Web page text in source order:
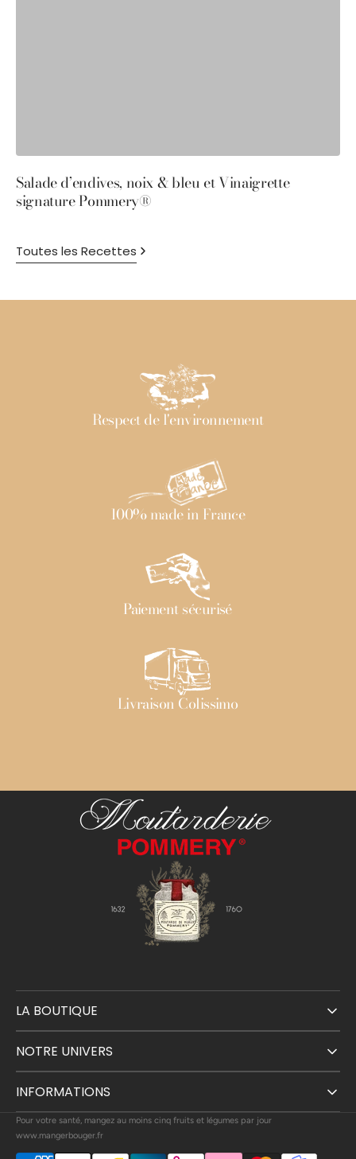
Toutes les Recettes
Salade d’endives, noix & bleu et Vinaigrette
signature Pommery®
Respect de l'environnement
100% made in France
Paiement sécurisé
Livraison Colissimo
LA BOUTIQUE
NOTRE UNIVERS
INFORMATIONS
Pour votre santé, mangez au moins cinq fruits et légumes par jour
www.mangerbouger.fr